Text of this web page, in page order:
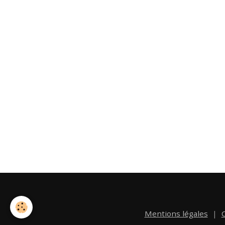
Mentions légales